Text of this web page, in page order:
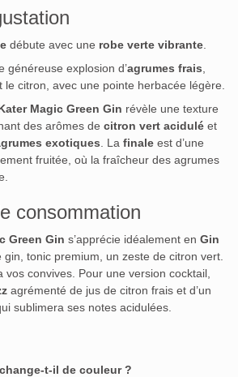
débute avec une robe verte vibrante
généreuse explosion d’agrumes frais
citron, avec une pointe herbacée légère.
Magic Green Gin révèle une texture
des arômes de citron vert acidulé et
exotiques . La finale est d’une
fruitée, où la fraîcheur des agrumes
consommation
Green Gin s’apprécie idéalement en Gin
gin, tonic premium, un zeste de citron vert.
vos convives. Pour une version cocktail,
agrémenté de jus de citron frais et d’un
sublimera ses notes acidulées.
t‑il de couleur ?